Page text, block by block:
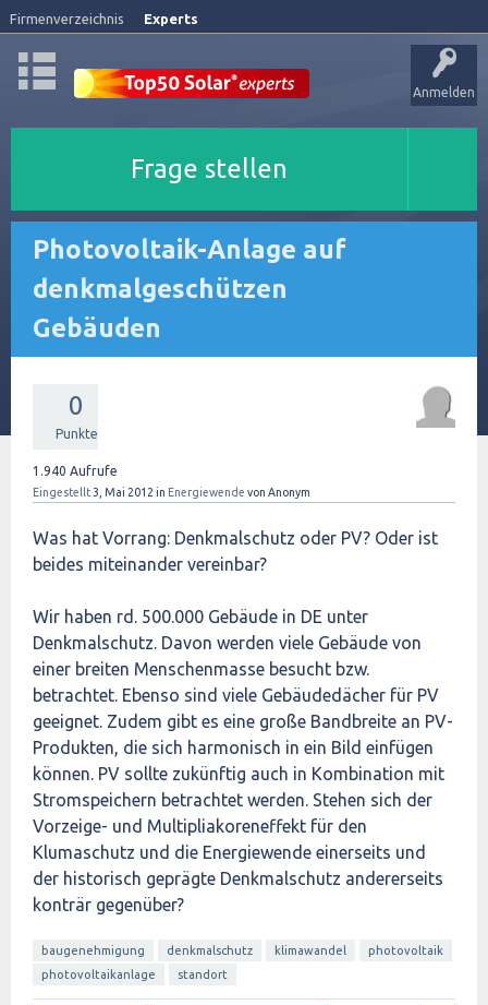
Firmenverzeichnis Experts
Anmelden
Frage stellen
Photovoltaik-Anlage auf
denkmalgeschützen
Gebäuden
0
Punkte
1.940 Aufrufe
Eingestellt 3, Mai 2012 in Energiewende von Anonym
Was hat Vorrang: Denkmalschutz oder PV? Oder ist
beides miteinander vereinbar?
Wir haben rd. 500.000 Gebäude in DE unter
Denkmalschutz. Davon werden viele Gebäude von
einer breiten Menschenmasse besucht bzw.
betrachtet. Ebenso sind viele Gebäudedächer für PV
geeignet. Zudem gibt es eine große Bandbreite an PV-
Produkten, die sich harmonisch in ein Bild einfügen
können. PV sollte zukünftig auch in Kombination mit
Stromspeichern betrachtet werden. Stehen sich der
Vorzeige- und Multipliakoreneffekt für den
Klumaschutz und die Energiewende einerseits und
der historisch geprägte Denkmalschutz andererseits
konträr gegenüber?
baugenehmigung denkmalschutz klimawandel
photovoltaik
photovoltaikanlage
standort